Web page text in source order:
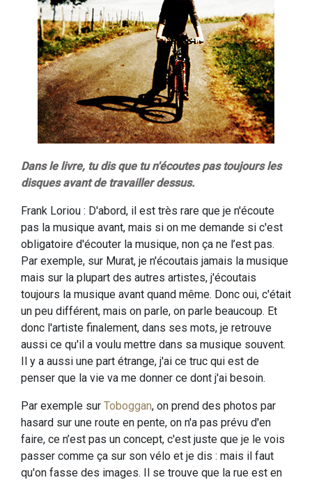
Dans le livre, tu dis que tu n'écoutes pas toujours les
disques avant de travailler dessus.
Frank Loriou : D'abord, il est très rare que je n'écoute
pas la musique avant, mais si on me demande si c'est
obligatoire d'écouter la musique, non ça ne l’est pas.
Par exemple, sur Murat, je n'écoutais jamais la musique
mais sur la plupart des autres artistes, j'écoutais
toujours la musique avant quand même. Donc oui, c'était
un peu différent, mais on parle, on parle beaucoup. Et
donc l'artiste finalement, dans ses mots, je retrouve
aussi ce qu'il a voulu mettre dans sa musique souvent.
Il y a aussi une part étrange, j'ai ce truc qui est de
penser que la vie va me donner ce dont j'ai besoin.
Par exemple sur Toboggan, on prend des photos par
hasard sur une route en pente, on n'a pas prévu d'en
faire, ce n’est pas un concept, c'est juste que je le vois
passer comme ça sur son vélo et je dis : mais il faut
qu'on fasse des images. Il se trouve que la rue est en